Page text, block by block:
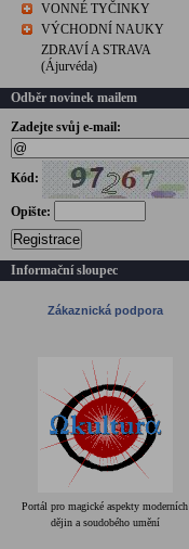
VONNÉ TYČINKY
VÝCHODNÍ NAUKY
ZDRAVÍ A STRAVA
(Ájurvéda)
Odběr novinek mailem
Zadejte svůj e-mail:
Kód:
Opište:
Registrace
Informační sloupec
Zákaznická podpora
Portál pro magické aspekty moderních
dějin a soudobého umění